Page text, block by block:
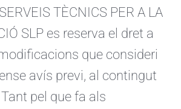
TÈCNICS PER A LA
SLP es reserva el dret a
que consideri
avís previ, al contingut
pel que fa als